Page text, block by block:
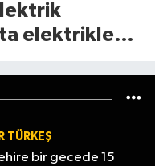
elektrikler
TÜRKEŞ
bir gecede 15